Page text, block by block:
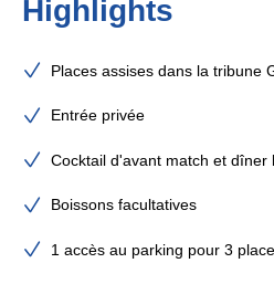
Highlights
Places assises dans la tribune
Entrée privée
Cocktail d'avant match et dîner
Boissons facultatives
1 accès au parking pour 3